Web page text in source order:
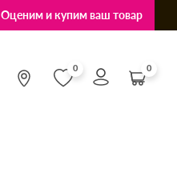
Оценим и купим ваш товар
0 0